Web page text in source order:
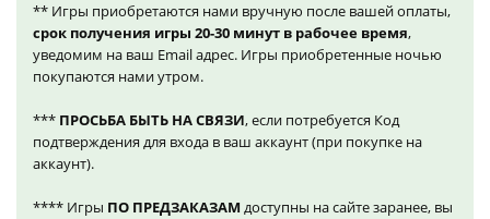
** Игры приобретаются нами вручную после вашей оплаты,
срок получения игры 20-30 минут в рабочее время,
уведомим на ваш Email адрес. Игры приобретенные ночью
покупаются нами утром.
*** ПРОСЬБА БЫТЬ НА СВЯЗИ, если потребуется Код
подтверждения для входа в ваш аккаунт (при покупке на
аккаунт).
**** Игры ПО ПРЕДЗАКАЗАМ доступны на сайте заранее, вы